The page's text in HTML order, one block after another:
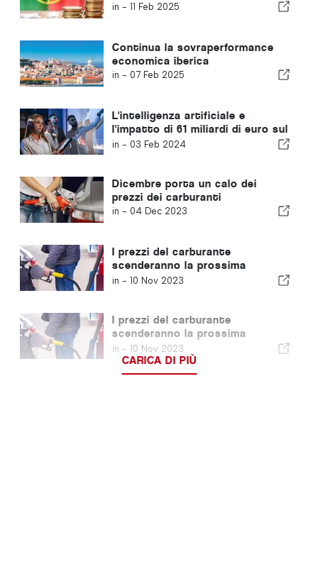
in - 11 Feb 2025
Continua la sovraperformance
economica iberica
in - 07 Feb 2025
L'intelligenza artificiale e
l'impatto di 61 miliardi di euro sul
Portogallo
in - 03 Feb 2024
Dicembre porta un calo dei
prezzi dei carburanti
in - 04 Dec 2023
I prezzi del carburante
scenderanno la prossima
settimana
in - 10 Nov 2023
I prezzi del carburante
scenderanno la prossima
settimana
in - 10 Nov 2023
CARICA DI PIÙ